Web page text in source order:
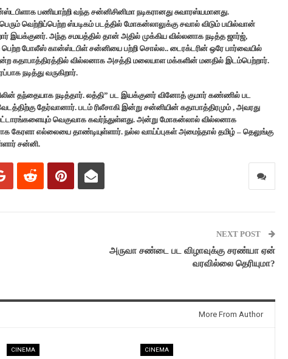
பணியாற்றி வந்த சன்னிசினிமா நடிகரானது சுவாரஸ்யமானது.
வெற்றிப்பெற்ற ஸ்படிகம் படத்தில் மோகன்லாலுக்கு சவால் விடும் பயில்வான்
இயக்குனர். அந்த சமயத்தில் தான் அதில் முக்கிய வில்லனாக நடித்த ஜார்ஜ்,
பெற்ற போலீஸ் கான்ஸ்டபிள் சன்னியை பற்றி சொல்ல.. டைரக்டரின் ஒரே பார்வையில்
கதாபாத்திரத்தில் வில்லனாக அசத்தி மலையாள மக்களின் மனதில் இடம்பெற்றார்.
நடித்து வருகிறார்.
தந்தையாக நடித்தார். லத்தி” பட இயக்குனர் வினோத் குமார் கண்ணில் பட
தேர்வானார். படம் ரிலீசாகி இன்று சன்னியின் கதாபாத்திரமும் , அவரது
வட்டாரங்களையும் வெகுவாக கவர்ந்துள்ளது. அன்று மோகன்லால் வில்லனாக
கேரளா எல்லையை தாண்டியுள்ளார். நல்ல வாய்ப்புகள் அமைந்தால் தமிழ் – தெலுங்கு
சன்னி.
NEXT POST
அருவா சண்டை பட விழாவுக்கு சரண்யா ஏன்
வரவில்லை தெரியுமா?
More From Author
CINEMA CINEMA